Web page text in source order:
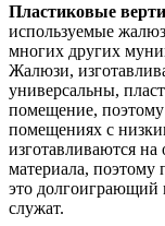
Пластиковые
используемые
многих других
Жалюзи,
универсальны,
помещение, поэтому
помещениях с
изготавливаются
материала, поэтому
это долгоиграющий
служат.